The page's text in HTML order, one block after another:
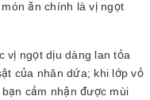
ăn chính là vị ngọt
vị ngọt dịu dàng lan tỏa
của nhân dứa; khi lớp vỏ
cảm nhận được mùi